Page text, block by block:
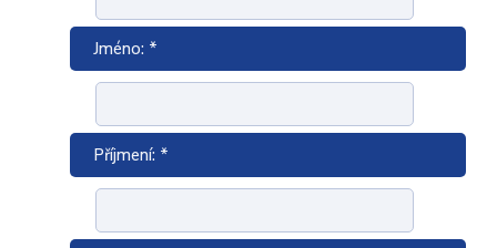
Jméno: *
Příjmení: *